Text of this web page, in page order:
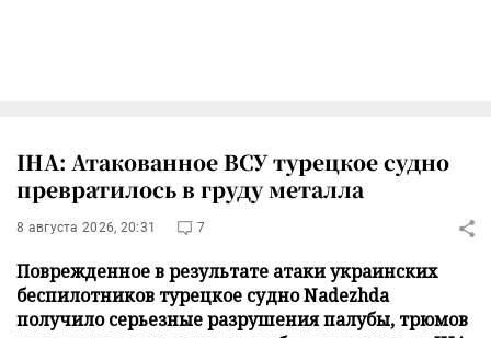
IHA: Атакованное ВСУ турецкое судно
превратилось в груду металла
8 августа 2026, 20:31 7
Поврежденное в результате атаки украинских
беспилотников турецкое судно Nadezhda
получило серьезные разрушения палубы, трюмов